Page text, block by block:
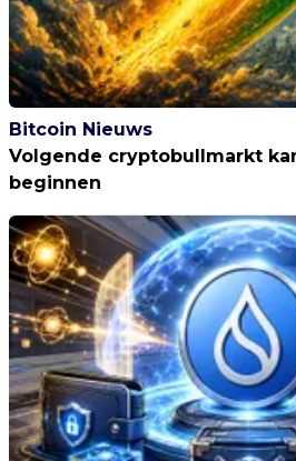
Bitcoin Nieuws
Volgende cryptobullmarkt
beginnen